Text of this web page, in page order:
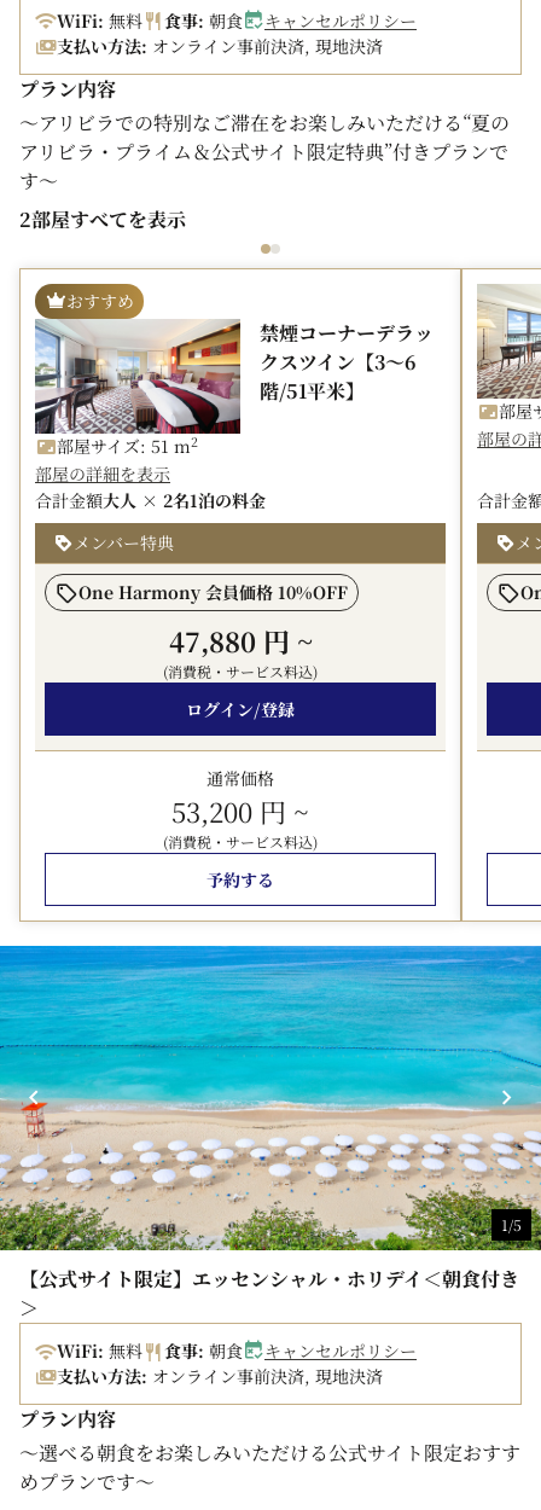
・本ページよりご予約の現地払いの場合、JALクーポンや
JAL旅行券でのお支払いも承ります。
・航空会社各社マイレージプログラムのホテルマイル積算
対象外です。
・本ページよりご予約の場合One Harmony宿泊ポイント
がたまります。
WiFi: 無料 食事: 朝食
キャンセルポリシー
支払い方法: オンライン事前決済, 現地決済
プラン内容
～アリビラでの特別なご滞在をお楽しみいただける“夏の
アリビラ・プライム＆公式サイト限定特典”付きプランで
す～
【夏のアリビラ・プライム特典例】
・ビーチ専用エリア席をご利用いただけます。
クーラーBOXにドリンク（3本）を入れてお渡しいたし
ます。
※おひとりさま1泊につき1回ご利用いただけます。
※パラソル専用席は1室1セットのご利用案内となりま
す。
・お部屋にウエルカムフルーツ＆バーセットをご用意いた
します。
□夏のアリビラ・プライム特典の詳細は
【夏のアリビラ・プライム公式サイト限定特典例】
・3連泊以上：プライムチケット（レストランやショップ
にてご利用いただけます）
※1滞在1室あたり5,000円相当
・3連泊以上：アクティビティプレミアムチケット（対象
アクティビティがご滞在中1回）
・4連泊以上：ご夕食1回無料（対象のレストランで、専
用メニューをお召し上がりいただけます）
□夏のアリビラ・プライム公式サイト限定特典の詳細は
・駐車場を無料でご利用いただけます（公式サイトからの
■ご朝食■
◎ブラッスリー ベルデマール：沖縄食材も豊富に使用し
た洋食バイキング
◎カジュアルブッフェ ハナハナ：洋食・和食・沖縄料理が
楽しめるバイキング
※「幼児（食事・ベッドなし）」でご予約の4歳以上の方
のご朝食は500円を頂きます。レストランにてご精算くだ
さい。
※レストラン及び一部の館内施設の営業時間等を変更させ
ていただいております。詳細はこちら
■ご案内■
・1室3名様または4名様でご利用の場合は、スタッキング
ベッド・デイベッドをご用意いたします。
・このプランは料金変動プランです。ご予約時点の料金を
適用させていただきます。
・本ページよりご予約の現地払いの場合、JALクーポンや
JAL旅行券でのお支払いも承ります。
・航空会社各社マイレージプログラムのホテルマイル積算
対象外です。
・本ページよりご予約の場合One Harmony宿泊ポイント
2部屋すべてを表示
おすすめ
禁煙コーナーデラッ
クスツイン【3～6
階/51平米】
部屋サイズ: 51 m2
部屋の詳細を表示
合計金額大人 × 2名1泊の料金
メンバー特典
One Harmony 会員価格 10%OFF
47,880 円 ~
(消費税・サービス料込)
ログイン/登録
通常価格
53,200 円 ~
(消費税・サービス料込)
予約する
部屋
部屋の
合計金
メ
1/5
【公式サイト限定】エッセンシャル・ホリデイ＜朝食付き
＞
WiFi: 無料 食事: 朝食
キャンセルポリシー
支払い方法: オンライン事前決済, 現地決済
プラン内容
～選べる朝食をお楽しみいただける公式サイト限定おすす
めプランです～